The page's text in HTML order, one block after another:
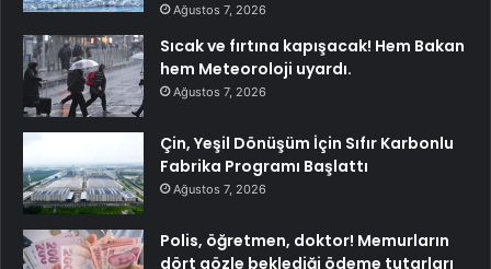
Ağustos 7, 2026
Sıcak ve fırtına kapışacak! Hem Bakan
hem Meteoroloji uyardı.
Ağustos 7, 2026
Çin, Yeşil Dönüşüm İçin Sıfır Karbonlu
Fabrika Programı Başlattı
Ağustos 7, 2026
Polis, öğretmen, doktor! Memurların
dört gözle beklediği ödeme tutarları